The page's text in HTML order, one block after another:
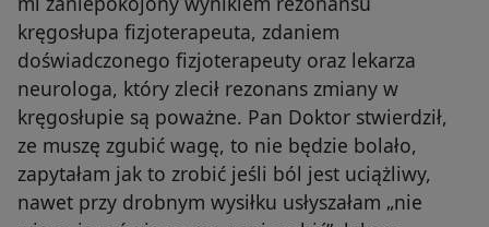
kręgosłupa fizjoterapeuta, zdaniem
doświadczonego fizjoterapeuty oraz lekarza
neurologa, który zlecił rezonans zmiany w
kręgosłupie są poważne. Pan Doktor stwierdził,
ze muszę zgubić wagę, to nie będzie bolało,
zapytałam jak to zrobić jeśli ból jest uciążliwy,
nawet przy drobnym wysiłku usłyszałam „nie